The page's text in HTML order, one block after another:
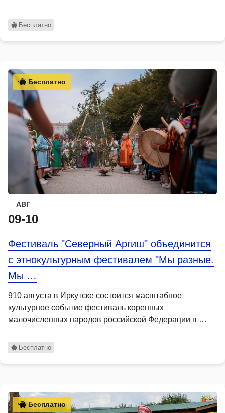
Бесплатно
Бесплатно
АВГ
09-10
Фестиваль "Северный Аргиш" объединится
с этнокультурным фестивалем "Мы разные.
Мы …
910 августа в Иркутске состоится масштабное
культурное событие фестиваль коренных
малочисленных народов российской Федерации в …
Бесплатно
Бесплатно